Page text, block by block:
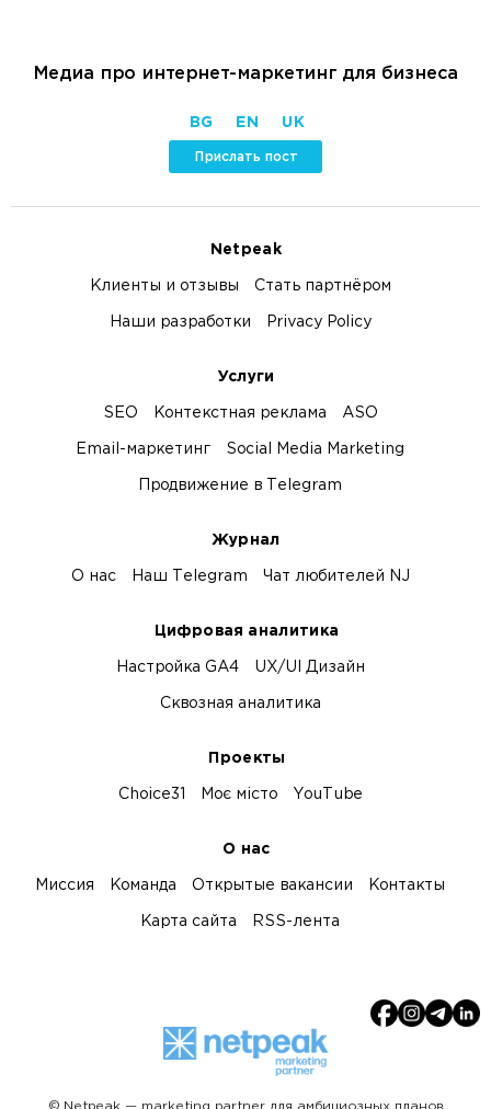
Медиа про интернет-маркетинг для бизнеса
BG EN UK
Прислать пост
Netpeak
Клиенты и отзывы Стать партнёром
Наши разработки Privacy Policy
Услуги
SEO Контекстная реклама ASO
Email-маркетинг Social Media Marketing
Продвижение в Telegram
Журнал
О нас Наш Telegram Чат любителей NJ
Цифровая аналитика
Настройка GA4 UX/UI Дизайн
Сквозная аналитика
Проекты
Choice31 Моє місто YouTube
О нас
Миссия Команда Открытые вакансии Контакты
Карта сайта RSS-лента